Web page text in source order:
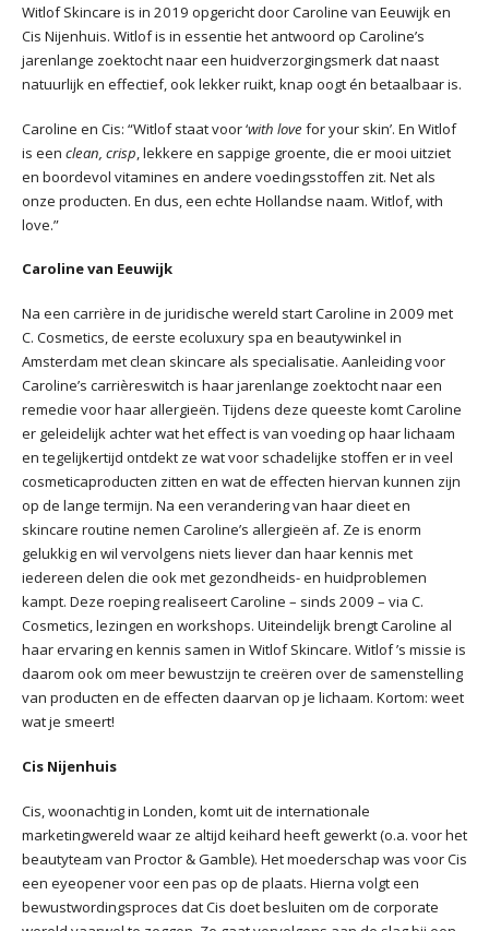
Witlof Skincare is in 2019 opgericht door Caroline van Eeuwijk en
Cis Nijenhuis. Witlof is in essentie het antwoord op Caroline’s
jarenlange zoektocht naar een huidverzorgingsmerk dat naast
natuurlijk en effectief, ook lekker ruikt, knap oogt én betaalbaar is.
Caroline en Cis: “Witlof staat voor ‘with love for your skin’. En Witlof
is een clean, crisp, lekkere en sappige groente, die er mooi uitziet
en boordevol vitamines en andere voedingsstoffen zit. Net als
onze producten. En dus, een echte Hollandse naam. Witlof, with
love.”
Caroline van Eeuwijk
Na een carrière in de juridische wereld start Caroline in 2009 met
C. Cosmetics, de eerste ecoluxury spa en beautywinkel in
Amsterdam met clean skincare als specialisatie. Aanleiding voor
Caroline’s carrièreswitch is haar jarenlange zoektocht naar een
remedie voor haar allergieën. Tijdens deze queeste komt Caroline
er geleidelijk achter wat het effect is van voeding op haar lichaam
en tegelijkertijd ontdekt ze wat voor schadelijke stoffen er in veel
cosmeticaproducten zitten en wat de effecten hiervan kunnen zijn
op de lange termijn. Na een verandering van haar dieet en
skincare routine nemen Caroline’s allergieën af. Ze is enorm
gelukkig en wil vervolgens niets liever dan haar kennis met
iedereen delen die ook met gezondheids- en huidproblemen
kampt. Deze roeping realiseert Caroline – sinds 2009 – via C.
Cosmetics, lezingen en workshops. Uiteindelijk brengt Caroline al
haar ervaring en kennis samen in Witlof Skincare. Witlof ’s missie is
daarom ook om meer bewustzijn te creëren over de samenstelling
van producten en de effecten daarvan op je lichaam. Kortom: weet
wat je smeert!
Cis Nijenhuis
Cis, woonachtig in Londen, komt uit de internationale
marketingwereld waar ze altijd keihard heeft gewerkt (o.a. voor het
beautyteam van Proctor & Gamble). Het moederschap was voor Cis
een eyeopener voor een pas op de plaats. Hierna volgt een
bewustwordingsproces dat Cis doet besluiten om de corporate